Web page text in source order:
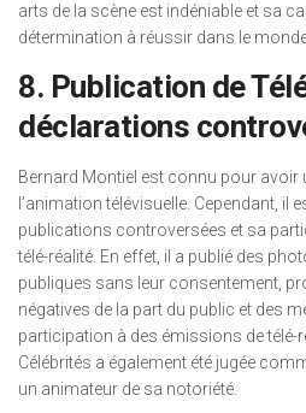
arts de la scène est indéniable et sa
détermination à réussir dans le
8. Publication de
déclarations
Bernard Montiel est connu pour avoir
l’animation télévisuelle. Cependant, il
publications controversées et sa
télé-réalité. En effet, il a publié des
publiques sans leur consentement,
négatives de la part du public et des
participation à des émissions de télé-
Célébrités a également été jugée
un animateur de sa notoriété.